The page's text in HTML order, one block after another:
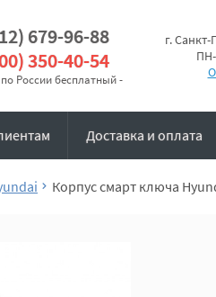
679-96-88
350-40-54
России бесплатный -
г.
Доставка и оплата
Корпус смарт ключа